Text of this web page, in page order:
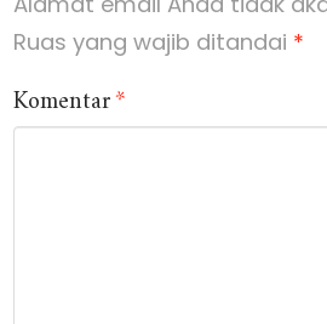
Ruas yang wajib ditandai *
Komentar*